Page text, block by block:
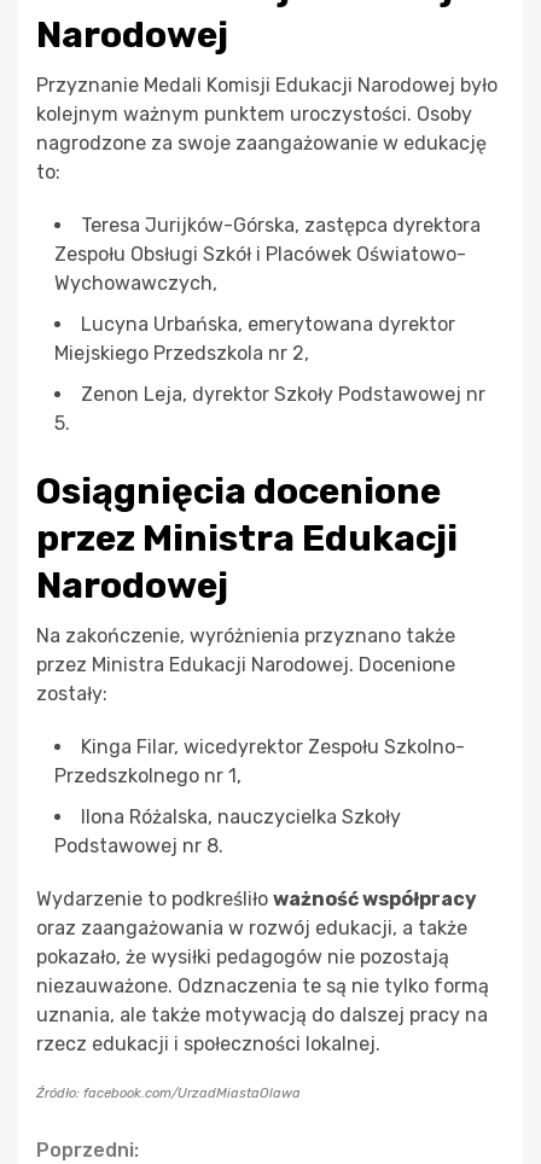
Narodowej
Przyznanie Medali Komisji Edukacji Narodowej było
kolejnym ważnym punktem uroczystości. Osoby
nagrodzone za swoje zaangażowanie w edukację
to:
Teresa Jurijków-Górska, zastępca dyrektora
Zespołu Obsługi Szkół i Placówek Oświatowo-
Wychowawczych,
Lucyna Urbańska, emerytowana dyrektor
Miejskiego Przedszkola nr 2,
Zenon Leja, dyrektor Szkoły Podstawowej nr
5.
Osiągnięcia docenione
przez Ministra Edukacji
Narodowej
Na zakończenie, wyróżnienia przyznano także
przez Ministra Edukacji Narodowej. Docenione
zostały:
Kinga Filar, wicedyrektor Zespołu Szkolno-
Przedszkolnego nr 1,
Ilona Różalska, nauczycielka Szkoły
Podstawowej nr 8.
Wydarzenie to podkreśliło ważność współpracy
oraz zaangażowania w rozwój edukacji, a także
pokazało, że wysiłki pedagogów nie pozostają
niezauważone. Odznaczenia te są nie tylko formą
uznania, ale także motywacją do dalszej pracy na
rzecz edukacji i społeczności lokalnej.
Źródło: facebook.com/UrzadMiastaOlawa
Poprzedni: